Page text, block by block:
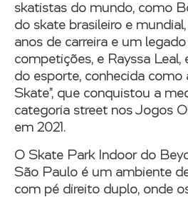
skatistas do mundo, como
do skate brasileiro e
anos de carreira e um
competições, e Rayssa Leal,
do esporte, conhecida como
Skate”, que conquistou a
categoria street nos Jogos
em 2021.
O Skate Park Indoor do
São Paulo é um ambiente
com pé direito duplo, onde